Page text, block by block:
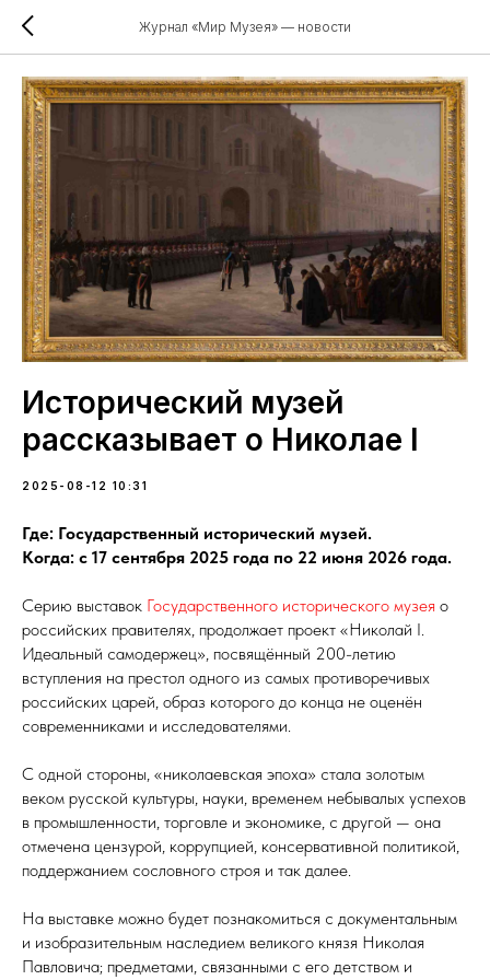
Журнал «Мир Музея» — новости
Исторический музей
рассказывает о Николае I
2025-08-12 10:31
Где: Государственный исторический музей.
Когда: с 17 сентября 2025 года по 22 июня 2026 года.
Серию выставок Государственного исторического музея о
российских правителях, продолжает проект «Николай I.
Идеальный самодержец», посвящённый 200-летию
вступления на престол одного из самых противоречивых
российских царей, образ которого до конца не оценён
современниками и исследователями.
С одной стороны, «николаевская эпоха» стала золотым
веком русской культуры, науки, временем небывалых успехов
в промышленности, торговле и экономике, с другой — она
отмечена цензурой, коррупцией, консервативной политикой,
поддержанием сословного строя и так далее.
На выставке можно будет познакомиться с документальным
и изобразительным наследием великого князя Николая
Павловича; предметами, связанными с его детством и